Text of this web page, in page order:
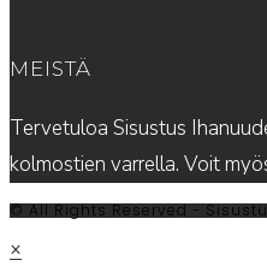
MEISTÄ
Tervetuloa Sisustus
kolmostien varrella. Voit
© All Rights Reserved -
×